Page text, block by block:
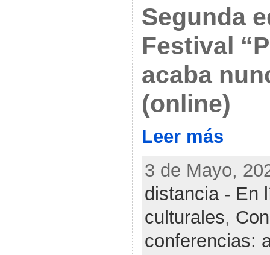
Segunda
Festival
acaba
(online)
Leer más
3 de Mayo,
distancia - En
culturales,
conferencias: